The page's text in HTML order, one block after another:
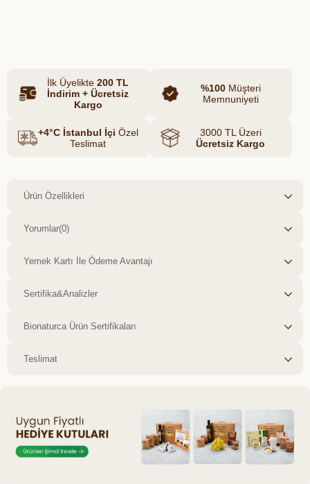
İlk Üyelikte 200 TL
İndirim + Ücretsiz
Kargo
%100Müşteri
Memnuniyeti
+4°C İstanbul İçi Özel
Teslimat
3000 TL Üzeri
Ücretsiz Kargo
Ürün Özellikleri
Yorumlar(0)
Yemek Kartı İle Ödeme Avantajı
Sertifika&Analizler
Bionaturca Ürün Sertifikaları
Teslimat